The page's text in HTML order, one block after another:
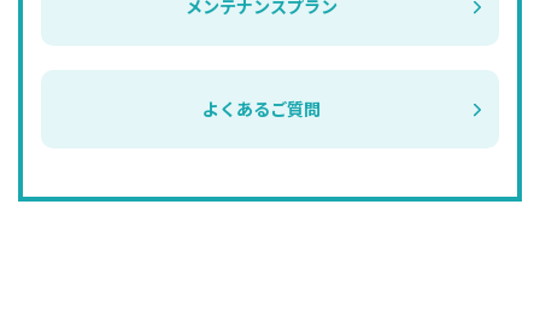
メンテナンスプラン
よくあるご質問